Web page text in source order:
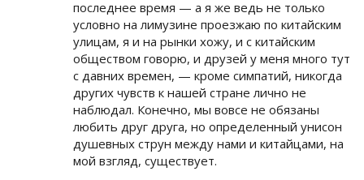
последнее время — а я же ведь не только
условно на лимузине проезжаю по китайским
улицам, я и на рынки хожу, и с китайским
обществом говорю, и друзей у меня много тут
с давних времен, — кроме симпатий, никогда
других чувств к нашей стране лично не
наблюдал. Конечно, мы вовсе не обязаны
любить друг друга, но определенный унисон
душевных струн между нами и китайцами, на
мой взгляд, существует.